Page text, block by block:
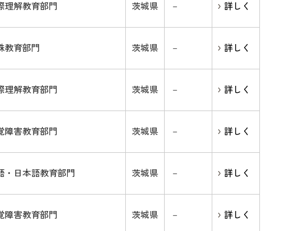
理解教育部門 茨城県 － 詳しく
教育部門 茨城県 － 詳しく
理解教育部門 茨城県 － 詳しく
障害教育部門 茨城県 － 詳しく
・日本語教育部門 茨城県 － 詳しく
障害教育部門 茨城県 － 詳しく